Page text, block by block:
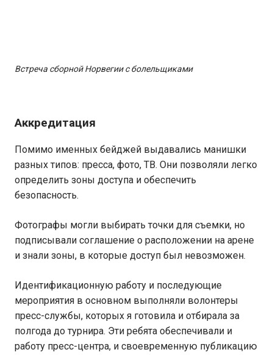
Встреча сборной Норвегии с болельщиками
Аккредитация
Помимо именных бейджей выдавались манишки
разных типов: пресса, фото, ТВ. Они позволяли легко
определить зоны доступа и обеспечить
безопасность.
Фотографы могли выбирать точки для съемки, но
подписывали соглашение о расположении на арене
и знали зоны, в которые доступ был невозможен.
Идентификационную работу и последующие
мероприятия в основном выполняли волонтеры
пресс-службы, которых я готовила и отбирала за
полгода до турнира. Эти ребята обеспечивали и
работу пресс-центра, и своевременную публикацию